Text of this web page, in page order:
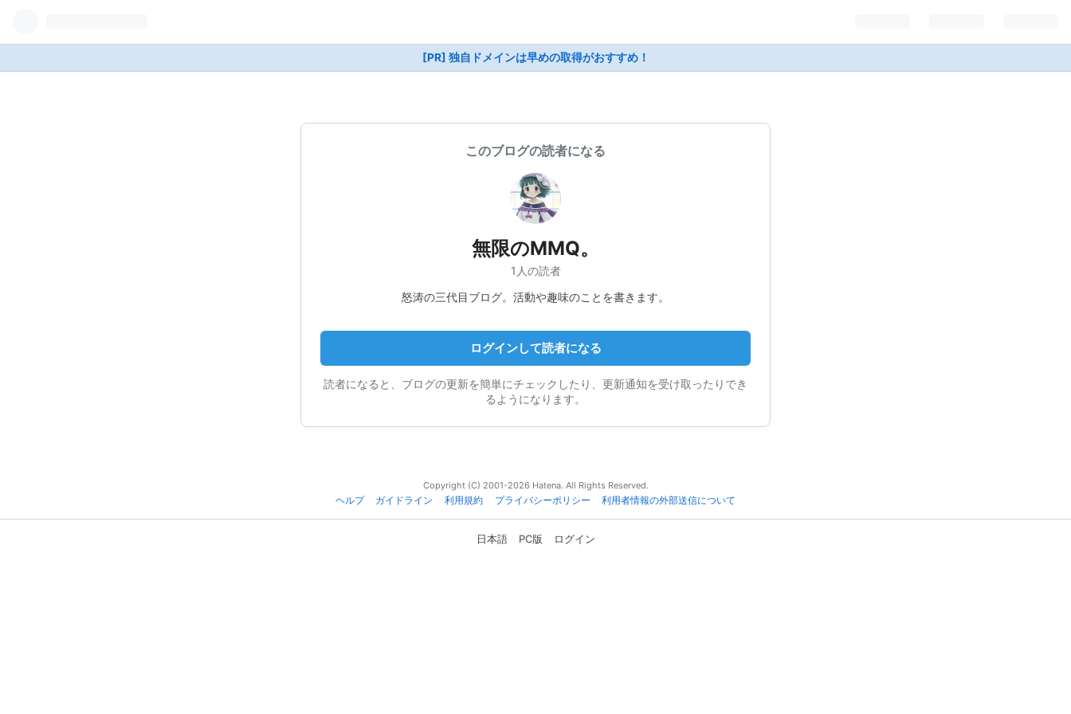
[PR] 独自ドメインは早めの取得がおすすめ！
このブログの読者になる
無限のMMQ。
1人の読者
怒涛の三代目ブログ。活動や趣味のことを書きます。
ログインして読者になる
読者になると、ブログの更新を簡単にチェックしたり、更新通知を受け取ったりでき
るようになります。
Copyright (C) 2001-2026 Hatena. All Rights Reserved.
ヘルプ
ガイドライン 利用規約 プライバシーポリシー 利用者情報の外部送信について
日本語 PC版 ログイン